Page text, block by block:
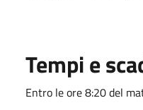
Tempi e
Entro le ore 8:20 del